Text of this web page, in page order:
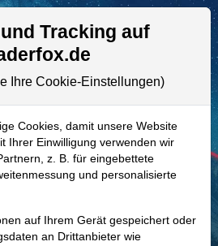
Aktien- und Artikelsuche
–Taylor Morrison
Tracking auf
Ihre Cookie-Einstellungen)
Cookies, damit unsere Website
Ihrer Einwilligung verwenden wir
z. B. für eingebettete
und personalisierte
auf Ihrem Gerät gespeichert oder
an Drittanbieter wie